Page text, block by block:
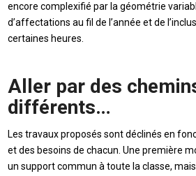
encore complexifié par la géométrie
d’affectations au fil de l’année et de
certaines heures.
Aller par des
différents…
Les travaux proposés sont déclinés en
et des besoins de chacun. Une première
un support commun à toute la classe,